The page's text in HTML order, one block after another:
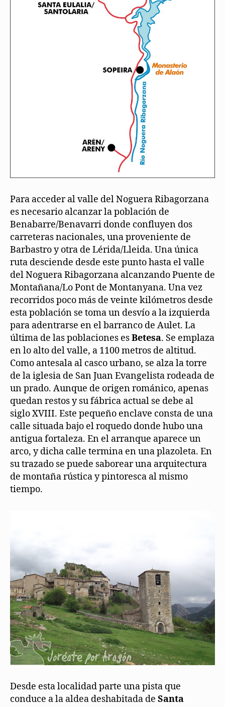
Para acceder al valle del Noguera Ribagorzana
es necesario alcanzar la población de
Benabarre/Benavarri donde confluyen dos
carreteras nacionales, una proveniente de
Barbastro y otra de Lérida/Lleida. Una única
ruta desciende desde este punto hasta el valle
del Noguera Ribagorzana alcanzando Puente de
Montañana/Lo Pont de Montanyana. Una vez
recorridos poco más de veinte kilómetros desde
esta población se toma un desvío a la izquierda
para adentrarse en el barranco de Aulet. La
última de las poblaciones esBetesa. Se emplaza
en lo alto del valle, a 1100 metros de altitud.
Como antesala al casco urbano, se alza la torre
de la iglesia de San Juan Evangelista rodeada de
un prado. Aunque de origen románico, apenas
quedan restos y su fábrica actual se debe al
siglo XVIII. Este pequeño enclave consta de una
calle situada bajo el roquedo donde hubo una
antigua fortaleza. En el arranque aparece un
arco, y dicha calle termina en una plazoleta. En
su trazado se puede saborear una arquitectura
de montaña rústica y pintoresca al mismo
tiempo.
Desde esta localidad parte una pista que
conduce a la aldea deshabitada de Santa